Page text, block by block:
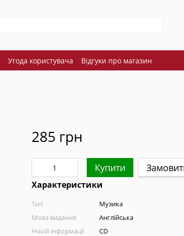
Угода користувача Відгуки про магазин
285 грн
Купити
Характеристики
Тип
Музика
Мова видання
Англійська
Носій інформації
CD